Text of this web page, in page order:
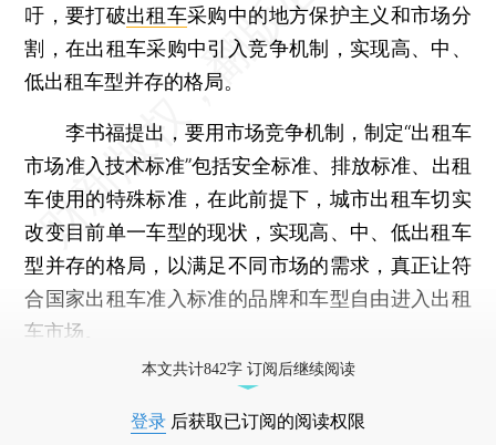
吁，要打破出租车采购中的地方保护主义和市场分
割，在出租车采购中引入竞争机制，实现高、中、
低出租车型并存的格局。
李书福提出，要用市场竞争机制，制定“出租车
市场准入技术标准”包括安全标准、排放标准、出租
车使用的特殊标准，在此前提下，城市出租车切实
改变目前单一车型的现状，实现高、中、低出租车
型并存的格局，以满足不同市场的需求，真正让符
合国家出租车准入标准的品牌和车型自由进入出租
车市场。
本文共计842字 订阅后继续阅读
登录 后获取已订阅的阅读权限